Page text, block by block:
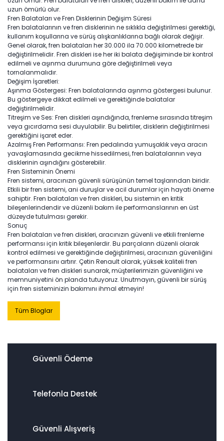
uzun ömürlü olur.
Fren Balataları ve Fren Disklerinin Değişim Süresi
Fren balatalarının ve fren disklerinin ne sıklıkla değiştirilmesi gerektiği,
kullanım koşullarına ve sürüş alışkanlıklarına bağlı olarak değişir.
Genel olarak, fren balataları her 30.000 ila 70.000 kilometrede bir
değiştirilmelidir. Fren diskleri ise her iki balata değişiminde bir kontrol
edilmeli ve aşınma durumuna göre değiştirilmeli veya
tornalanmalıdır.
Değişim İşaretleri:
Aşınma Göstergesi: Fren balatalarında aşınma göstergesi bulunur.
Bu göstergeye dikkat edilmeli ve gerektiğinde balatalar
değiştirilmelidir.
Titreşim ve Ses: Fren diskleri aşındığında, frenleme sırasında titreşim
veya gıcırdama sesi duyulabilir. Bu belirtiler, disklerin değiştirilmesi
gerektiğini işaret eder.
Azalmış Fren Performansı: Fren pedalında yumuşaklık veya aracın
yavaşlamasında gecikme hissedilmesi, fren balatalarının veya
disklerinin aşındığını gösterebilir.
Fren Sisteminin Önemi
Fren sistemi, aracınızın güvenli sürüşünün temel taşlarından biridir.
Etkili bir fren sistemi, ani duruşlar ve acil durumlar için hayati öneme
sahiptir. Fren balataları ve fren diskleri, bu sistemin en kritik
bileşenlerindendir ve düzenli bakım ile performanslarının en üst
düzeyde tutulması gerekir.
Sonuç
Fren balataları ve fren diskleri, aracınızın güvenli ve etkili frenleme
performansı için kritik bileşenlerdir. Bu parçaların düzenli olarak
kontrol edilmesi ve gerektiğinde değiştirilmesi, aracınızın güvenliğini
ve performansını artırır. Çetin Renault olarak, yüksek kaliteli fren
balataları ve fren diskleri sunarak, müşterilerimizin güvenliğini ve
memnuniyetini ön planda tutuyoruz. Unutmayın, güvenli bir sürüş
için fren sisteminizin bakımını ihmal etmeyin!
Tüm Bloglar
Güvenli Ödeme
Telefonla Destek
Güvenli Alışveriş